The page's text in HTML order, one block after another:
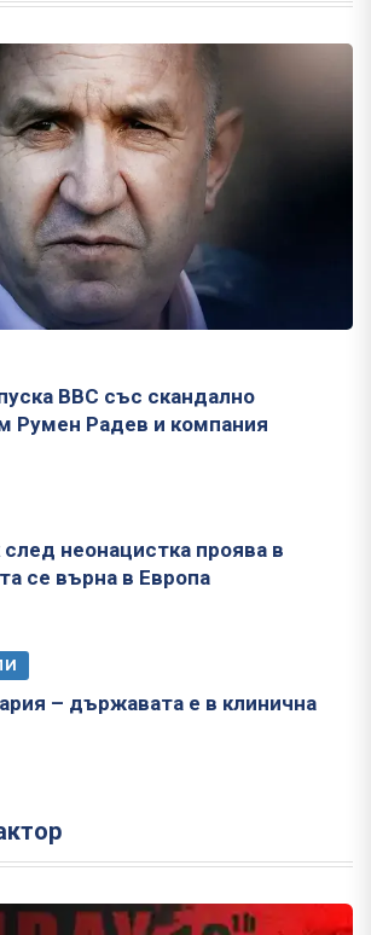
ВВС със скандално
Румен Радев и компания
неонацистка проява в
се върна в Европа
– държавата е в клинична